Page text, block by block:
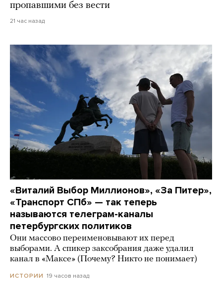
пропавшими без вести
21 час назад
«Виталий Выбор Миллионов», «За Питер»,
«Транспорт СПб» — так теперь
называются телеграм-каналы
петербургских политиков
Они массово переименовывают их перед
выборами. А спикер заксобрания даже удалил
канал в «Максе» (Почему? Никто не понимает)
ИСТОРИИ 19 часов назад